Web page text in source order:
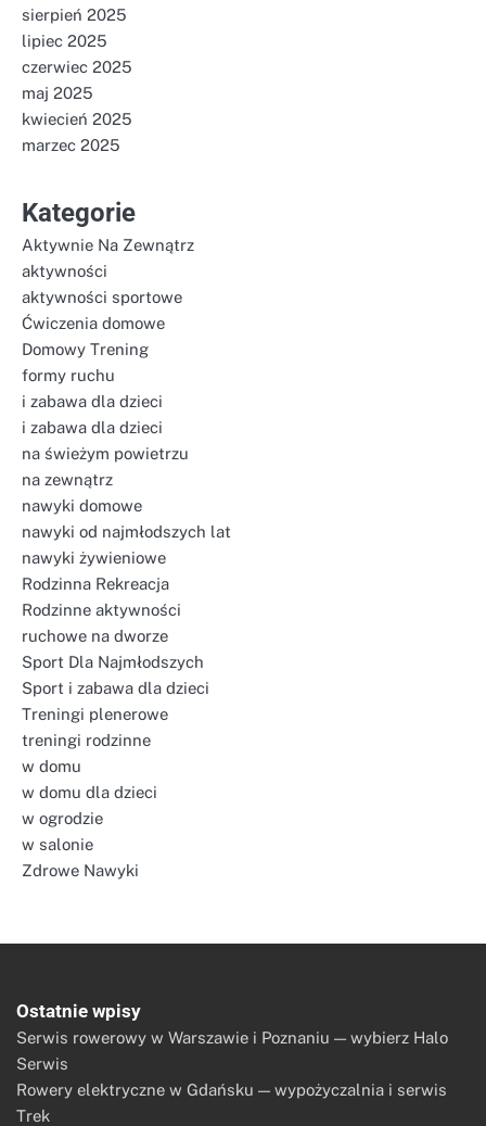
sierpień 2025
lipiec 2025
czerwiec 2025
maj 2025
kwiecień 2025
marzec 2025
Kategorie
Aktywnie Na Zewnątrz
aktywności
aktywności sportowe
Ćwiczenia domowe
Domowy Trening
formy ruchu
i zabawa dla dzieci
i zabawa dla dzieci
na świeżym powietrzu
na zewnątrz
nawyki domowe
nawyki od najmłodszych lat
nawyki żywieniowe
Rodzinna Rekreacja
Rodzinne aktywności
ruchowe na dworze
Sport Dla Najmłodszych
Sport i zabawa dla dzieci
Treningi plenerowe
treningi rodzinne
w domu
w domu dla dzieci
w ogrodzie
w salonie
Zdrowe Nawyki
Ostatnie wpisy
Serwis rowerowy w Warszawie i Poznaniu — wybierz Halo
Serwis
Rowery elektryczne w Gdańsku — wypożyczalnia i serwis
Trek